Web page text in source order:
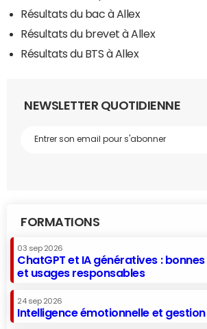
Résultats du bac à Allex
Résultats du brevet à Allex
Résultats du BTS à Allex
NEWSLETTER QUOTIDIENNE
FORMATIONS
03 sep 2026
ChatGPT et IA génératives :
et usages responsables
24 sep 2026
Intelligence émotionnelle et